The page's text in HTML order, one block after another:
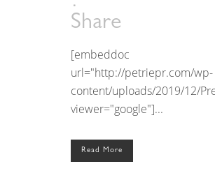
Share
[embeddoc
url="http://petriepr.com/wp-
content/uploads/2019/12/
viewer="google"]...
Read More